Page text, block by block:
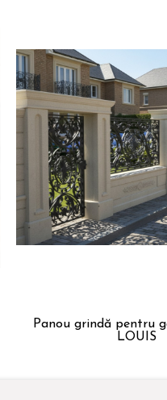
Panou grindă pentru gard- Colecția
LOUIS